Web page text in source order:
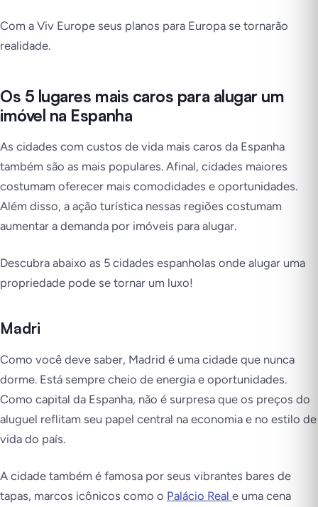
Com a Viv Europe seus planos para Europa se tornarão
realidade.
Os 5 lugares mais caros para alugar um
imóvel na Espanha
As cidades com custos de vida mais caros da Espanha
também são as mais populares. Afinal, cidades maiores
costumam oferecer mais comodidades e oportunidades.
Além disso, a ação turística nessas regiões costumam
aumentar a demanda por imóveis para alugar.
Descubra abaixo as 5 cidades espanholas onde alugar uma
propriedade pode se tornar um luxo!
Madri
Como você deve saber, Madrid é uma cidade que nunca
dorme. Está sempre cheio de energia e oportunidades.
Como capital da Espanha, não é surpresa que os preços do
aluguel reflitam seu papel central na economia e no estilo de
vida do país.
A cidade também é famosa por seus vibrantes bares de
tapas, marcos icônicos como o Palácio Real e uma cena